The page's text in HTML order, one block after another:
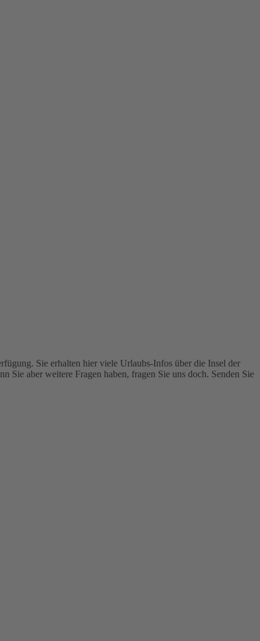
Sie erhalten hier viele Urlaubs-Infos über die Insel der
Sie aber weitere Fragen haben, fragen Sie uns doch. Senden Sie